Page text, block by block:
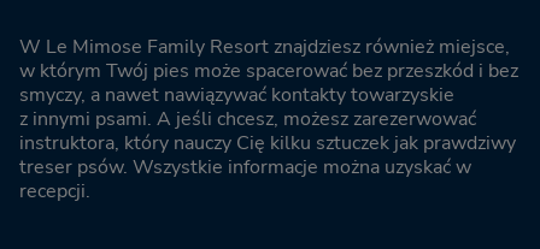
W Le Mimose Family Resort znajdziesz również miejsce,
w którym Twój pies może spacerować bez przeszkód i bez
smyczy, a nawet nawiązywać kontakty towarzyskie
z innymi psami. A jeśli chcesz, możesz zarezerwować
instruktora, który nauczy Cię kilku sztuczek jak prawdziwy
treser psów. Wszystkie informacje można uzyskać w
recepcji.